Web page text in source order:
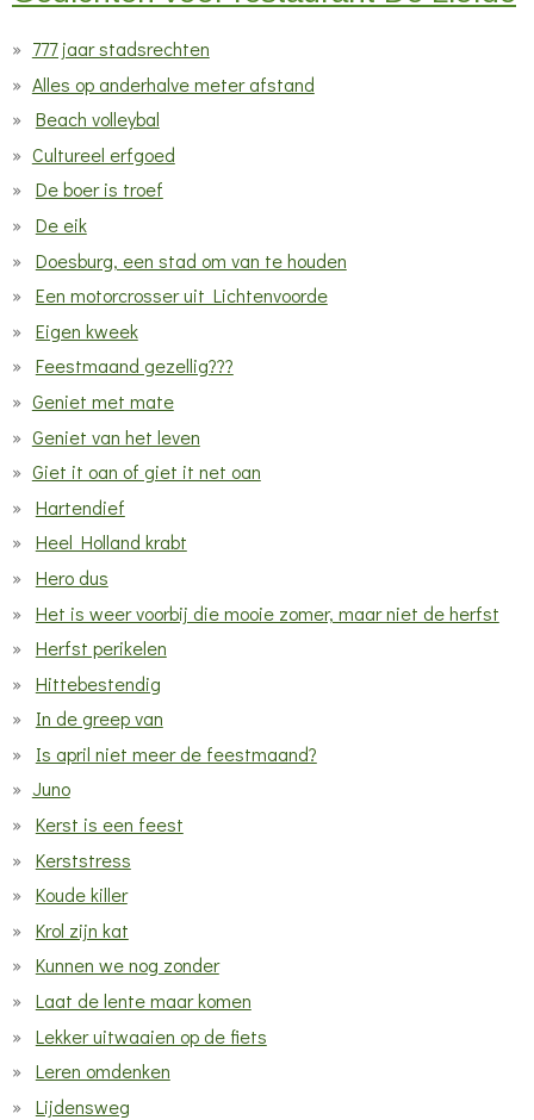
r
e
n
777 jaar stadsrechten
Alles op anderhalve meter afstand
Beach volleybal
Cultureel erfgoed
De boer is troef
De eik
Doesburg, een stad om van te houden
Een motorcrosser uit Lichtenvoorde
Eigen kweek
Feestmaand gezellig???
Geniet met mate
Geniet van het leven
Giet it oan of giet it net oan
Hartendief
Heel Holland krabt
Hero dus
Het is weer voorbij die mooie zomer, maar niet de herfst
Herfst perikelen
Hittebestendig
In de greep van
Is april niet meer de feestmaand?
Juno
Kerst is een feest
Kerststress
Koude killer
Krol zijn kat
Kunnen we nog zonder
Laat de lente maar komen
Lekker uitwaaien op de fiets
Leren omdenken
Lijdensweg